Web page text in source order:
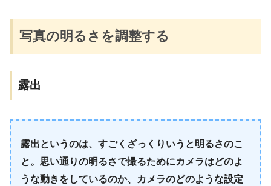
写真の明るさを調整する
露出
露出というのは、すごくざっくりいうと明るさのこ
と。思い通りの明るさで撮るためにカメラはどのよ
うな動きをしているのか、カメラのどのような設定